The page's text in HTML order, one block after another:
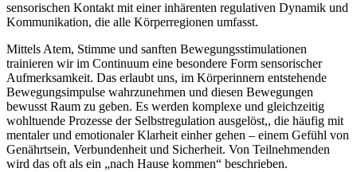
sensorischen Kontakt mit einer inhärenten regulativen Dynamik und
Kommunikation, die alle Körperregionen umfasst.
Mittels Atem, Stimme und sanften Bewegungsstimulationen
trainieren wir im Continuum eine besondere Form sensorischer
Aufmerksamkeit. Das erlaubt uns, im Körperinnern entstehende
Bewegungsimpulse wahrzunehmen und diesen Bewegungen
bewusst Raum zu geben. Es werden komplexe und gleichzeitig
wohltuende Prozesse der Selbstregulation ausgelöst,, die häufig mit
mentaler und emotionaler Klarheit einher gehen – einem Gefühl von
Genährtsein, Verbundenheit und Sicherheit. Von Teilnehmenden
wird das oft als ein „nach Hause kommen“ beschrieben.